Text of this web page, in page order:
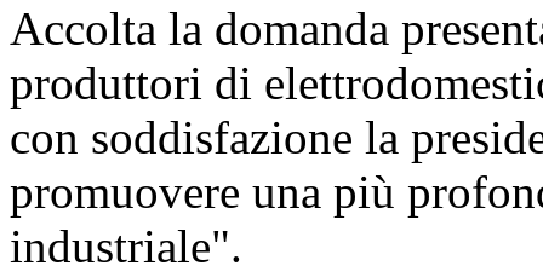
Accolta la domanda
produttori di
con soddisfazione la
promuovere una più
industriale".